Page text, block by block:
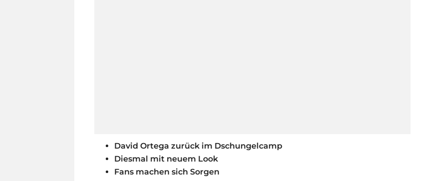
David Ortega zurück im Dschungelcamp
Diesmal mit neuem Look
Fans machen sich Sorgen